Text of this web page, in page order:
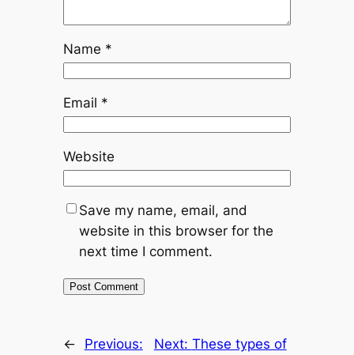
Name *
Email *
Website
Save my name, email, and
website in this browser for the
next time I comment.
←
Previous:
Next: These types of